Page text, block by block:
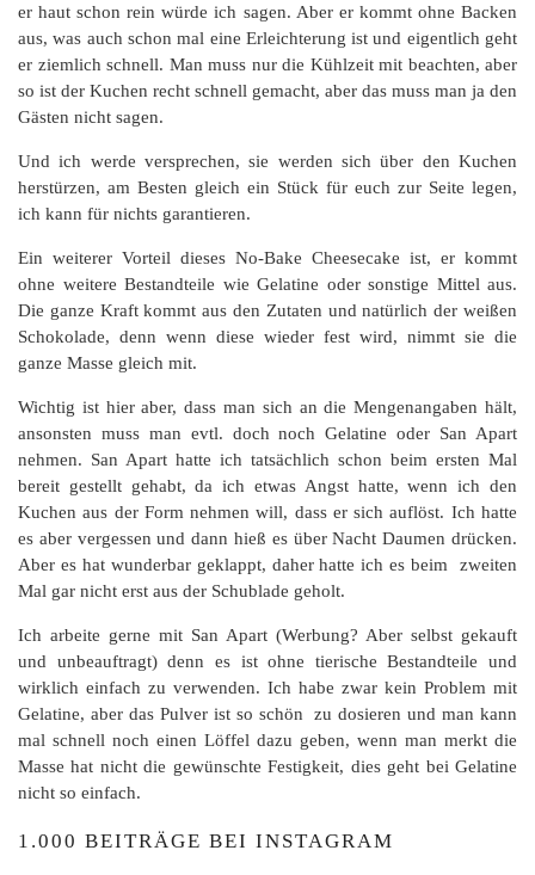
er haut schon rein würde ich sagen. Aber er kommt ohne Backen
aus, was auch schon mal eine Erleichterung ist und eigentlich geht
er ziemlich schnell. Man muss nur die Kühlzeit mit beachten, aber
so ist der Kuchen recht schnell gemacht, aber das muss man ja den
Gästen nicht sagen.
Und ich werde versprechen, sie werden sich über den Kuchen
herstürzen, am Besten gleich ein Stück für euch zur Seite legen,
ich kann für nichts garantieren.
Ein weiterer Vorteil dieses No-Bake Cheesecake ist, er kommt
ohne weitere Bestandteile wie Gelatine oder sonstige Mittel aus.
Die ganze Kraft kommt aus den Zutaten und natürlich der weißen
Schokolade, denn wenn diese wieder fest wird, nimmt sie die
ganze Masse gleich mit.
Wichtig ist hier aber, dass man sich an die Mengenangaben hält,
ansonsten muss man evtl. doch noch Gelatine oder San Apart
nehmen. San Apart hatte ich tatsächlich schon beim ersten Mal
bereit gestellt gehabt, da ich etwas Angst hatte, wenn ich den
Kuchen aus der Form nehmen will, dass er sich auflöst. Ich hatte
es aber vergessen und dann hieß es über Nacht Daumen drücken.
Aber es hat wunderbar geklappt, daher hatte ich es beim zweiten
Mal gar nicht erst aus der Schublade geholt.
Ich arbeite gerne mit San Apart (Werbung? Aber selbst gekauft
und unbeauftragt) denn es ist ohne tierische Bestandteile und
wirklich einfach zu verwenden. Ich habe zwar kein Problem mit
Gelatine, aber das Pulver ist so schön zu dosieren und man kann
mal schnell noch einen Löffel dazu geben, wenn man merkt die
Masse hat nicht die gewünschte Festigkeit, dies geht bei Gelatine
nicht so einfach.
1.000 BEITRÄGE BEI INSTAGRAM